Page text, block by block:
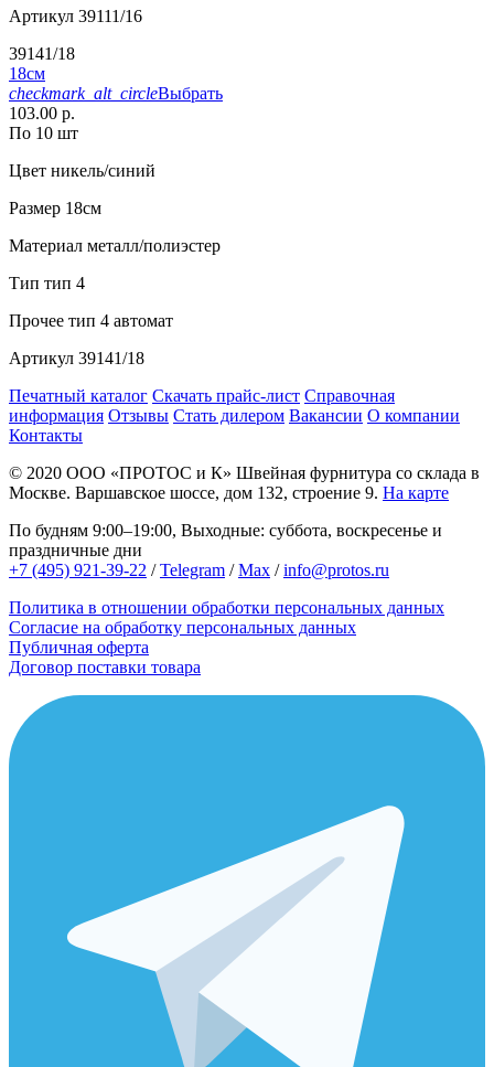
Артикул 39111/16
39141/18
18см
checkmark_alt_circleВыбрать
103.00 р.
По 10 шт
Цвет никель/синий
Размер 18см
Материал металл/полиэстер
Тип тип 4
Прочее тип 4 автомат
Артикул 39141/18
Печатный каталог Скачать прайс-лист Справочная
информация Отзывы Стать дилером Вакансии О компании
Контакты
© 2020 ООО «ПРОТОС и К» Швейная фурнитура со склада в
Москве. Варшавское шоссе, дом 132, строение 9. На карте
По будням 9:00–19:00, Выходные: суббота, воскресенье и
праздничные дни
+7 (495) 921-39-22 /Telegram /Max /info@protos.ru
Политика в отношении обработки персональных данных
Согласие на обработку персональных данных
Публичная оферта
Договор поставки товара